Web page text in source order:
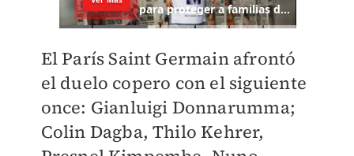
El París Saint Germain afrontó
el duelo copero con el siguiente
once: Gianluigi Donnarumma;
Colin Dagba, Thilo Kehrer,